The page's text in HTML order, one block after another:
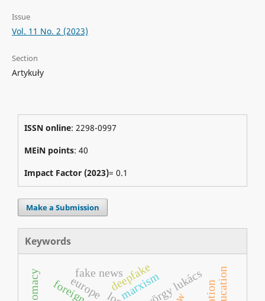
Issue
Vol. 11 No. 2 (2023)
Section
Artykuły
ISSN online: 2298-0997
MEiN points: 40
Impact Factor (2023)= 0.1
Make a Submission
Keywords
györgy lukács
marxism
deepfake
fake news
europe